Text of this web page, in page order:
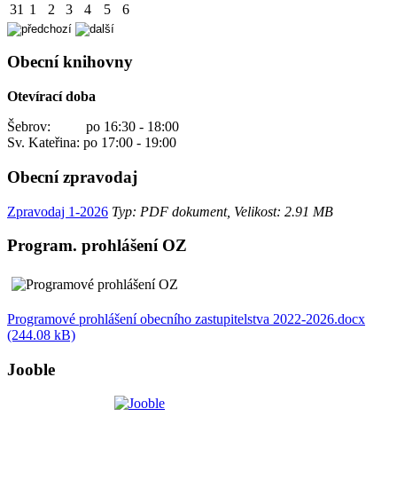
31 1 2 3 4 5 6
Obecní knihovny
Otevírací doba
Šebrov: po 16:30 - 18:00
Sv. Kateřina: po 17:00 - 19:00
Obecní zpravodaj
Zpravodaj 1-2026 Typ: PDF dokument, Velikost: 2.91 MB
Program. prohlášení OZ
Programové prohlášení obecního zastupitelstva 2022-2026.docx
(244.08 kB)
Jooble